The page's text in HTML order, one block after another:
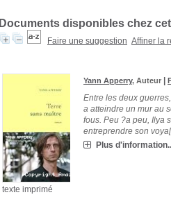
Documents disponibles chez
Faire une suggestion Affiner la
texte imprimé
Yann Apperry, Auteur |
Entre les deux
a atteindre un mur au
fous. Peu ?a peu, Ilya
entreprendre son
Plus